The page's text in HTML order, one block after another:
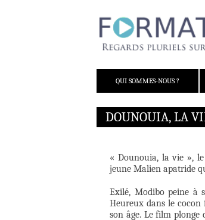
QUI SOMMES-NOUS ?
DOUNOUIA, LA
« Dounouia, la vie »,
jeune Malien apatride
Exilé, Modibo peine à
Heureux dans le cocon
son âge. Le film plonge